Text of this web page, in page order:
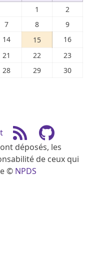
1
2
7 8
9
14 15
16
21 22
23
28 29
30
déposés, les
de ceux qui
© NPDS